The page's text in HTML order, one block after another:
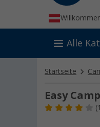
Alle
Startseite
Easy